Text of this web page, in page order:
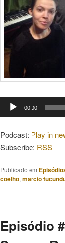
Tocador 00:00
Podcast: Play in
Subscribe: RSS
Publicado em
coelho, marcio
Episódio